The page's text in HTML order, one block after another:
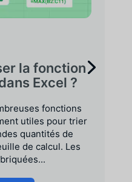
la fonction
Excel ?
fonctions
utiles pour trier
quantités de
de calcul. Les